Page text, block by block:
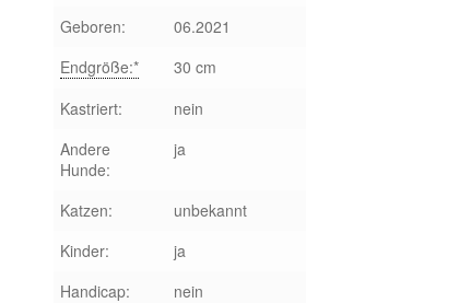
Geboren:
06.2021
Endgröße:*
30 cm
Kastriert:
nein
Andere
Hunde:
ja
Katzen:
unbekannt
Kinder:
ja
Handicap:
nein